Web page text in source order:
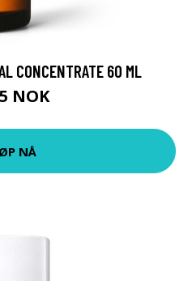
CONCENTRATE 60 ML
NOK
NÅ